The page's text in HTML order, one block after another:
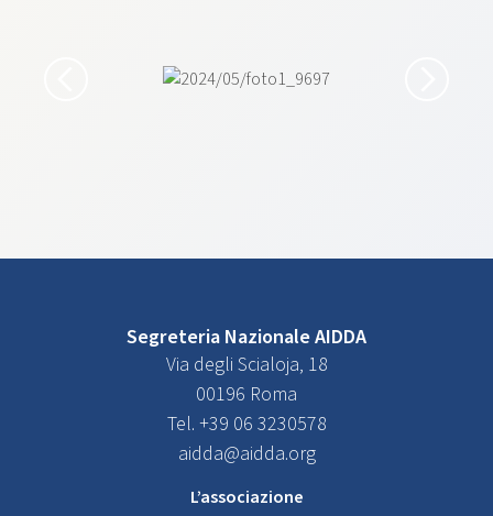
Segreteria Nazionale AIDDA
Via degli Scialoja, 18
00196 Roma
Tel. +39 06 3230578
aidda@aidda.org
L’associazione